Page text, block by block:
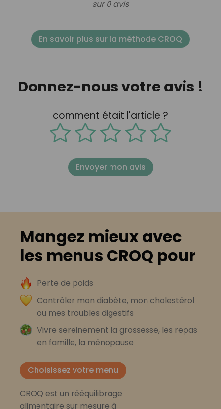
sur 0 avis
En savoir plus sur la méthode CROQ
Donnez-nous votre avis !
comment était l'article ?
Envoyer mon avis
Mangez mieux avec
les menus CROQ pour
Perte de poids
Contrôler mon diabète, mon cholestérol
ou mes troubles digestifs
Vivre sereinement la grossesse, les repas
en famille, la ménopause
Choisissez votre menu
CROQ est un rééquilibrage
alimentaire sur mesure à